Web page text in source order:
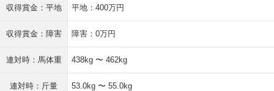
収得賞金：平地 平地：400万円
収得賞金：障害 障害：0万円
連対時：馬体重 438kg 〜 462kg
連対時：斤量 53.0kg 〜 55.0kg